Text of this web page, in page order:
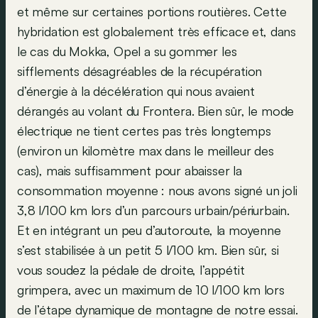
et même sur certaines portions routières. Cette
hybridation est globalement très efficace et, dans
le cas du Mokka, Opel a su gommer les
sifflements désagréables de la récupération
d’énergie à la décélération qui nous avaient
dérangés au volant du Frontera. Bien sûr, le mode
électrique ne tient certes pas très longtemps
(environ un kilomètre max dans le meilleur des
cas), mais suffisamment pour abaisser la
consommation moyenne : nous avons signé un joli
3,8 l/100 km lors d’un parcours urbain/périurbain.
Et en intégrant un peu d’autoroute, la moyenne
s’est stabilisée à un petit 5 l/100 km. Bien sûr, si
vous soudez la pédale de droite, l’appétit
grimpera, avec un maximum de 10 l/100 km lors
de l’étape dynamique de montagne de notre essai.